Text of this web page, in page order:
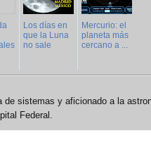
Los días en
que la Luna
no sale
Mercurio: el
planeta más
cercano a ...
de sistemas y aficionado a la
Federal.